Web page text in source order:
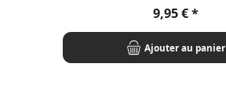
Prix régulier :
9,95 €
Ajouter au panier